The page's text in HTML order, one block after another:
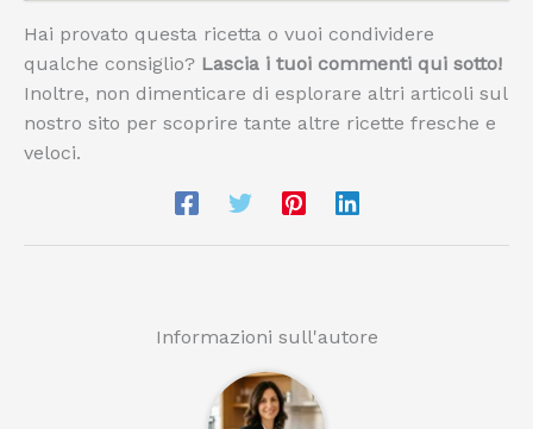
Hai provato questa ricetta o vuoi condividere
qualche consiglio? Lascia i tuoi commenti qui sotto!
Inoltre, non dimenticare di esplorare altri articoli sul
nostro sito per scoprire tante altre ricette fresche e
veloci.
Informazioni sull'autore